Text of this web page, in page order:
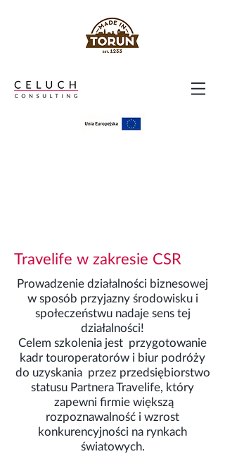
Travelife w zakresie CSR
Prowadzenie działalności biznesowej
w sposób przyjazny środowisku i
społeczeństwu nadaje sens tej
działalności!
Celem szkolenia jest przygotowanie
kadr touroperatorów i biur podróży
do uzyskania przez przedsiębiorstwo
statusu Partnera Travelife, który
zapewni firmie większą
rozpoznawalność i wzrost
konkurencyjności na rynkach
światowych.